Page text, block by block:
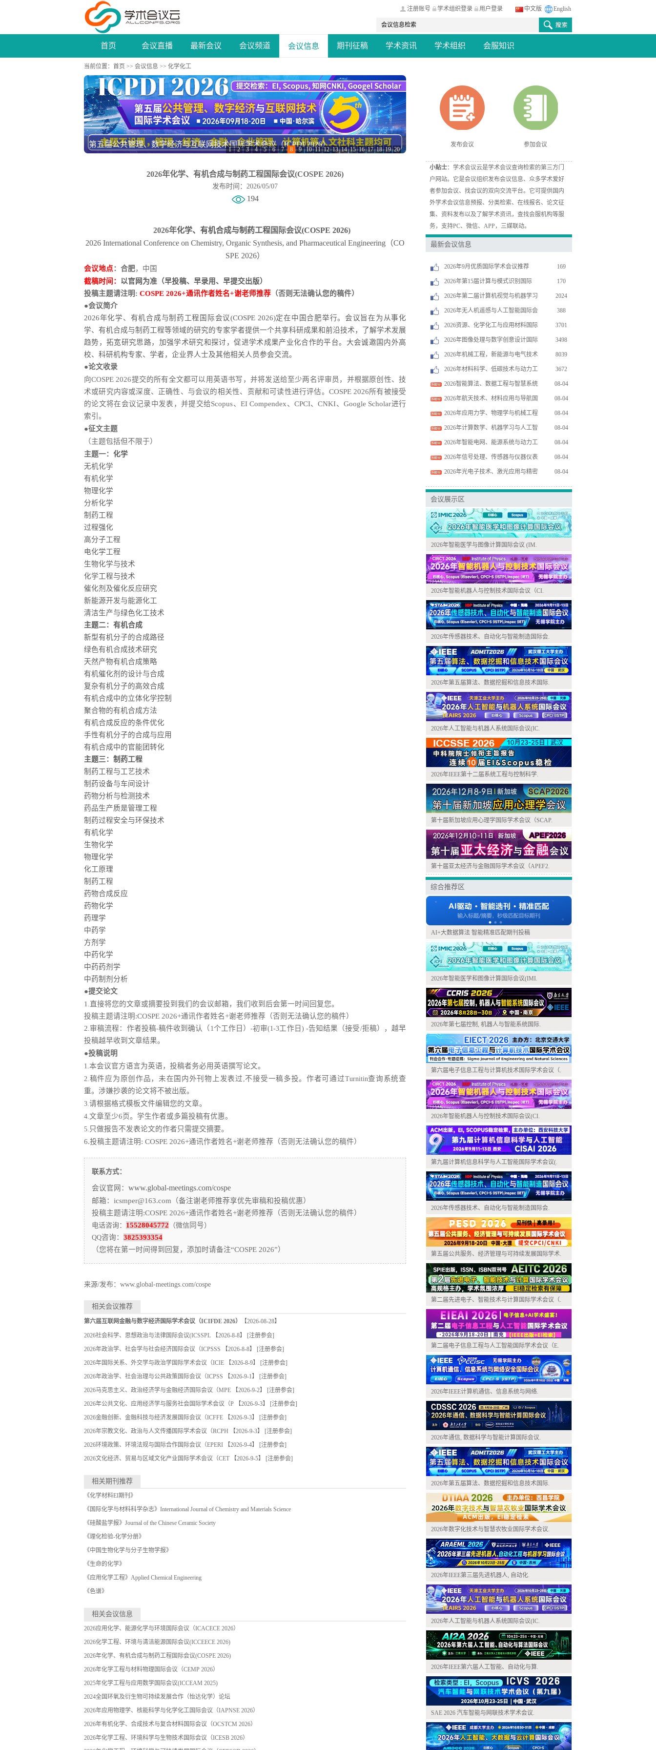
中文版 English
注册账号 学术组织登录 用户登录
首页 会议直播 最新会议 会议频道 会议信息 期刊征稿 学术资讯 学术组织 会服知识
当前位置： 首页 >> 会议信息 >> 化学化工
2026年IEEE计算机通信、信息系统与网络安全国际会议(CCISC 2026)
1 2 3 4 5 6 7 8 9 10 11 12 13 14 15 16 17 18 19 20
2026年化学、有机合成与制药工程国际会议(COSPE 2026)
发布时间：2026/05/07
194
2026年化学、有机合成与制药工程国际会议(COSPE 2026)
2026 International Conference on Chemistry, Organic Synthesis, and Pharmaceutical Engineering（CO
SPE 2026）
会议地点：合肥，中国
截稿时间 ： 以官网为准（早投稿、早录用、早提交出版）
投稿主题请注明: COSPE 2026+通讯作者姓名+谢老师推荐 （否则无法确认您的稿件）
●会议简介
2026年化学、有机合成与制药工程国际会议(COSPE 2026)定在中国合肥举行。会议旨在为从事化
学、有机合成与制药工程等领域的研究的专家学者提供一个共享科研成果和前沿技术，了解学术发展
趋势，拓宽研究思路，加强学术研究和探讨，促进学术成果产业化合作的平台。大会诚邀国内外高
校、科研机构专家、学者，企业界人士及其他相关人员参会交流。
●论文收录
向COSPE 2026提交的所有全文都可以用英语书写，并将发送给至少两名评审员，并根据原创性、技
术或研究内容或深度、正确性、与会议的相关性、贡献和可读性进行评估。COSPE 2026所有被接受
的论文将在会议记录中发表，并提交给Scopus、EI Compendex、CPCI、CNKI、Google Scholar进行
索引。
●征文主题
（主题包括但不限于）
主题一： 化学
无机化学
有机化学
物理化学
分析化学
制药工程
过程强化
高分子工程
电化学工程
生物化学与技术
化学工程与技术
催化剂及催化反应研究
新能源开发与能源化工
清洁生产与绿色化工技术
主题二：有机合成
新型有机分子的合成路径
绿色有机合成技术研究
天然产物有机合成策略
有机催化剂的设计与合成
复杂有机分子的高效合成
有机合成中的立体化学控制
聚合物的有机合成方法
有机合成反应的条件优化
手性有机分子的合成与应用
有机合成中的官能团转化
主题三：制药工程
制药工程与工艺技术
制药设备与车间设计
药物分析与检测技术
药品生产质是管理工程
制药过程安全与环保技术
有机化学
生物化学
物理化学
化工原理
制药工程
药物合成反应
药物化学
药理学
中药学
方剂学
中药化学
中药药剂学
中药制剂分析
●提交论文
1 .直接将您的文章或摘要投到我们的会议邮箱，我们收到后会第一时间回复您。
投稿主题请注明:COSPE 2026+通讯作者姓名+谢老师推荐（否则无法确认您的稿件）
2.审稿流程：作者投稿-稿件收到确认（ 1个工作日）-初审(1-3工作日 ) -告知结果（接受/拒稿），越早
投稿越早收到文章结果。
●投稿说明
1.本会议官方语言为英语，投稿者务必用英语撰写论文。
2.稿件应为原创作品，未在国内外刊物上发表过 ,不接受一稿多投。作者可通过Turnitin查询系统查
重。涉嫌抄袭的论文将不被出版。
3.请根据格式模板文件编辑您的文章。
4.文章至少6页。学生作者或多篇投稿有优惠。
5. 只做报告不发表论文的作者只需提交摘要。
6.投稿主题请注明: COSPE 2026+通讯作者姓名+谢老师推荐（否则无法确认您的稿件）
联系方式：
会议官网 ： www.global-meetings.com/cospe
邮箱：icsmper@163.com（备注谢老师推荐享优先审稿和投稿优惠）
投稿主题请注明:COSPE 2026+通讯作者姓名+谢老师推荐（否则无法确认您的稿件）
电话咨询： 15528045772 （微信 同号）
QQ咨询： 3825393354
（您将在第一时间得到回复，添加时请备注“COSPE 2026”）
来源/发布：www.global-meetings.com/cospe
相关会议推荐
第六届互联网金融与数字经济国际学术会议（ICIFDE 2026） 【2026-08-28】
2026社会科学、思想政治与法律国际会议(ICSSPL 【2026-8-8】 [注册参会]
2026年政治学、社会学与社会经济国际会议（ICPSSS 【2026-8-8】 [注册参会]
2026年国际关系、外交学与政治学国际学术会议（ICIE 【2026-8-9】 [注册参会]
2026年政治学、社会治理与公共政策国际会议（ICPSS 【2026-9-1】 [注册参会]
2026马克思主义、政治经济学与金融经济国际会议（MPE 【2026-9-2】 [注册参会]
2026年公共文化、应用经济学与服务社会国际学术会议（P 【2026-9-3】 [注册参会]
2026金融创新、金融科技与经济发展国际会议（ICFFE 【2026-9-3】 [注册参会]
2026年宗教文化、政治与人文传播国际学术会议（RCPH 【2026-9-3】 [注册参会]
2026环境政策、环境法规与国际合作国际会议（EPERI 【2026-9-4】 [注册参会]
2026文化经济、贸易与区域文化产业国际学术会议（CET 【2026-9-5】 [注册参会]
相关期刊推荐
《化学材料EI期刊》
《国际化学与材料科学杂志》International Journal of Chemistry and Materials Science
《硅酸盐学报》Journal of the Chinese Ceramic Society
《理化检验-化学分册》
《中国生物化学与分子生物学报》
《生命的化学》
《应用化学工程》Applied Chemical Engineering
《色谱》
相关会议信息
2026应用化学、能源化学与环境国际会议（ICACECE 2026）
2026化学工程、环境与清洁能源国际会议(ICCEECE 2026)
2026年化学、有机合成与制药工程国际会议(COSPE 2026)
2026年化学工程与材料物理国际会议（CEMP 2026）
2025年化学工程与应用数学国际会议(ICCEAM 2025)
2024全国环氧及衍生物可持续发展合作（怡达化学）论坛
2026年应用物理学、核能科学与化学化工国际会议（IAPNSE 2026）
2026年有机化学、合成技术与复合材料国际会议（OCSTCM 2026）
2026年化学工程、环境科学与生物技术国际会议（ICESB 2026）
发布会议 参加会议
小贴士：学术会议云是学术会议查询检索的第三方门
户网站。它是会议组织发布会议信息、众多学术爱好
者参加会议、找会议的双向交流平台。它可提供国内
外学术会议信息预报、分类检索、在线报名、论文征
集、资料发布以及了解学术资讯，查找会服机构等服
务，支持PC、微信、APP，三媒联动。
最新会议信息
2026年9月优质国际学术会议推荐 169
2026年第15届计算与模式识别国际 170
2026年第二届计算机视觉与机器学习 2024
2026年无人机遥感与人工智能国际会 388
2026资源、化学化工与应用材料国际 3701
2026年图像处理与数字创意设计国际 3498
2026年机械工程，新能源与电气技术 8039
2026年材料科学、低碳技术与动力工 3672
2026智能算法、数据工程与智慧系统 08-04
2026年航天技术、材料应用与导航国 08-04
2026年应用力学、物理学与机械工程 08-04
2026年计算数学、机器学习与人工智 08-04
2026年智能电网、能源系统与动力工 08-04
2026年信号处理、传感器与仪器仪表 08-04
2026年光电子技术、激光应用与精密 08-04
会议展示区
2026年智能医学与图像计算国际会议 (IM.
2026年智能机器人与控制技术国际会议（CI.
2026年传感器技术、自动化与智能制造国际会.
2026年第五届算法、数据挖掘和信息技术国际.
2026年人工智能与机器人系统国际会议(IC.
2026年IEEE第十二届系统工程与控制科学.
第十届新加坡应用心理学国际学术会议（SCAP.
第十届亚太经济与金融国际学术会议（APEF2.
综合推荐区
AI+大数据算法 智能精准匹配期刊投稿
2026年智能医学和图像计算国际会议(IMI.
2026年第七届控制, 机器人与智能系统国际.
第六届电子信息工程与计算机技术国际学术会议（.
2026年智能机器人与控制技术国际会议(CI.
第九届计算机信息科学与人工智能国际学术会议(.
2026年传感器技术、自动化与智能制造国际会.
第五届公共服务、经济管理与可持续发展国际学术.
第二届先进电子、智能技术与计算国际学术会议（.
第二届电子信息工程与人工智能国际学术会议（E.
2026年IEEE计算机通信、信息系统与网络.
2026年通信, 数据科学与智能计算国际会议.
2026年第五届算法、数据挖掘和信息技术国际.
2026年数字化技术与智慧农牧业国际学术会议.
2026年IEEE第三届先进机器人, 自动化.
2026年人工智能与机器人系统国际会议(IC.
2026年IEEE第六届人工智能、自动化与算.
SAE 2026 汽车智能与网联技术学术会议.